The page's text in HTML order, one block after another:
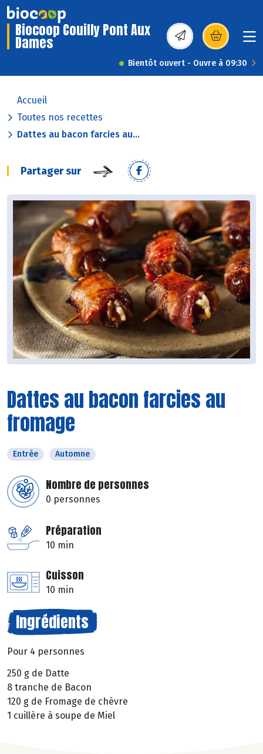
Biocoop Couilly Pont Aux
Dames (s’ouvre dans une
Bientôt ouvert - Ouvre à 09:30
Accueil
Toutes nos recettes
Dattes au bacon farcies au...
Partager sur
Dattes au bacon farcies au
fromage
Entrée Automne
Nombre de personnes
0 personnes
Préparation
10 min
Cuisson
10 min
Ingrédients
Pour 4 personnes
250 g de Datte
8 tranche de Bacon
120 g de Fromage de chèvre
1 cuillère à soupe de Miel